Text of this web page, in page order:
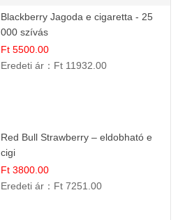
Blackberry Jagoda e cigaretta - 25
000 szívás
Ft 5500.00
Eredeti ár： Ft 11932.00
Red Bull Strawberry – eldobható e
cigi
Ft 3800.00
Eredeti ár： Ft 7251.00